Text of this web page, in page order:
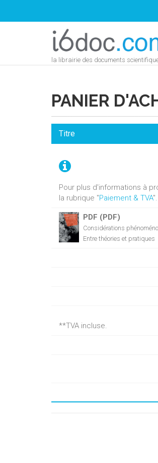
la librairie des documents
PANIER
Pour plus d'informations à
la rubrique "Paiement & TVA".
Titre
PDF (PDF)
Considérations
Entre théories et pratiques
**TVA incluse.